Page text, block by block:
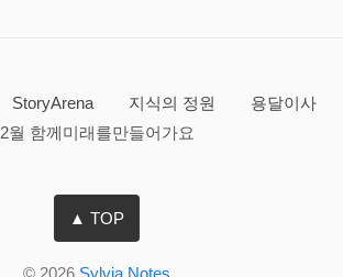
StoryArena 지식의 정원
용달이사
2월 함께미래를만들어가요
▲ TOP
© 2026 Sylvia Notes